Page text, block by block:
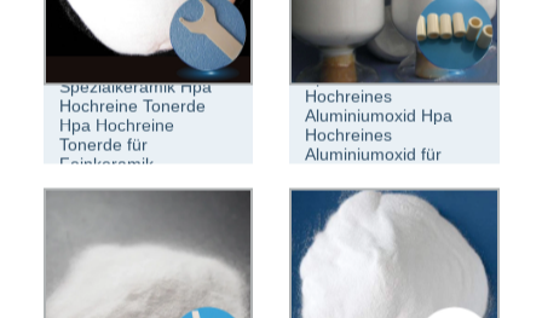
Spezialkeramik Hpa
Hochreine Tonerde
Hpa Hochreine
Tonerde für
Feinkeramik
Spezialkeramik
Hochreines
Aluminiumoxid Hpa
Hochreines
Aluminiumoxid für